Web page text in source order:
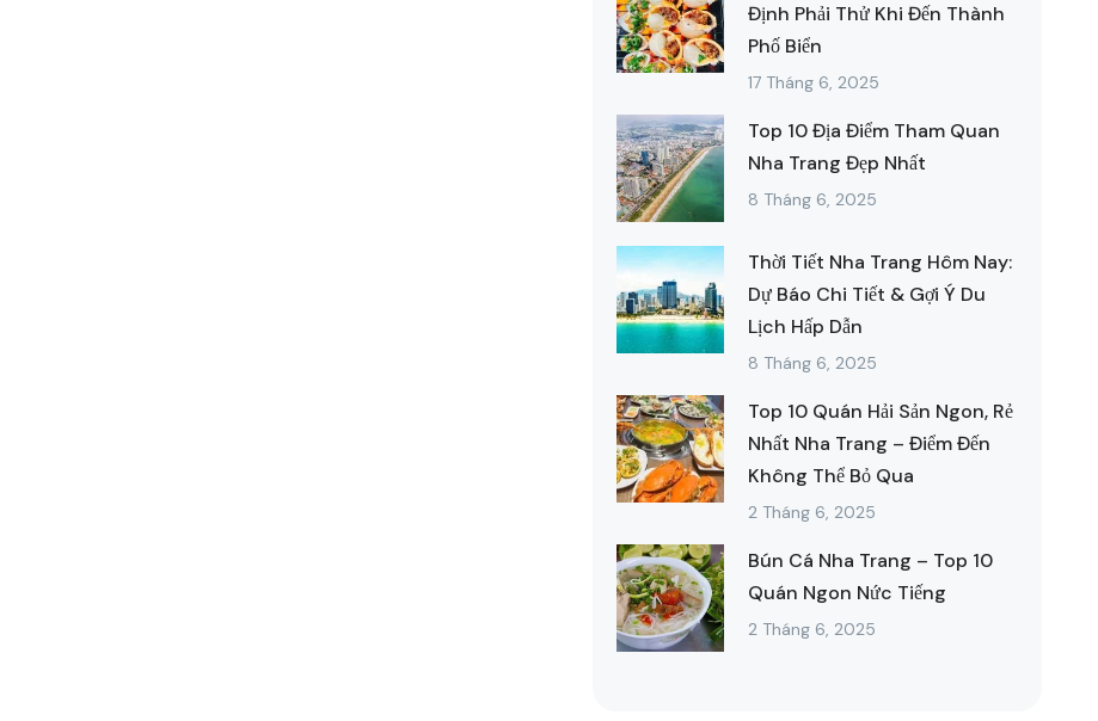
Định Phải Thử Khi Đến Thành
Phố Biển
17 Tháng 6, 2025
Top 10 Địa Điểm Tham Quan
Nha Trang Đẹp Nhất
8 Tháng 6, 2025
Thời Tiết Nha Trang Hôm Nay:
Dự Báo Chi Tiết & Gợi Ý Du
Lịch Hấp Dẫn
8 Tháng 6, 2025
Top 10 Quán Hải Sản Ngon, Rẻ
Nhất Nha Trang – Điểm Đến
Không Thể Bỏ Qua
2 Tháng 6, 2025
Bún Cá Nha Trang – Top 10
Quán Ngon Nức Tiếng
2 Tháng 6, 2025